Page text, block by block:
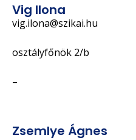
Vig Ilona
vig.ilona@szikai.hu
osztályfőnök 2/b
–
Zsemlye Ágnes